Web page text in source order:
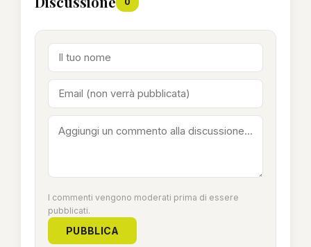
I commenti vengono moderati prima di essere
pubblicati.
PUBBLICA